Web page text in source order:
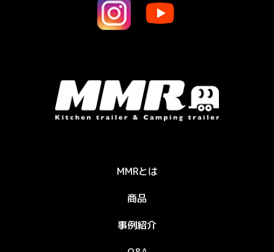
MMRとは
商品
事例紹介